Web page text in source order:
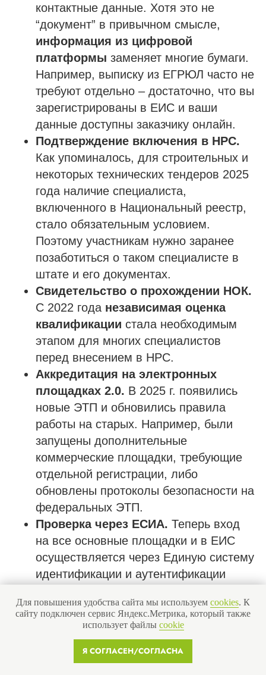
Для повышения удобства сайта мы используем cookies. К
сайту подключен сервис Яндекс.Метрика, который также
использует файлы cookie
Я СОГЛАСЕН/СОГЛАСНА
контактные данные. Хотя это не
“документ” в привычном смысле,
информация из цифровой
платформы заменяет многие бумаги.
Например, выписку из ЕГРЮЛ часто не
требуют отдельно – достаточно, что вы
зарегистрированы в ЕИС и ваши
данные доступны заказчику онлайн.
Подтверждение включения в НРС.
Как упоминалось, для строительных и
некоторых технических тендеров 2025
года наличие специалиста,
включенного в Национальный реестр,
стало обязательным условием.
Поэтому участникам нужно заранее
позаботиться о таком специалисте в
штате и его документах.
Свидетельство о прохождении НОК.
С 2022 года независимая оценка
квалификации стала необходимым
этапом для многих специалистов
перед внесением в НРС.
Аккредитация на электронных
площадках 2.0. В 2025 г. появились
новые ЭТП и обновились правила
работы на старых. Например, были
запущены дополнительные
коммерческие площадки, требующие
отдельной регистрации, либо
обновлены протоколы безопасности на
федеральных ЭТП.
Проверка через ЕСИА. Теперь вход
на все основные площадки и в ЕИС
осуществляется через Единую систему
идентификации и аутентификации
Госуслугах. Для участия в торгах
ответственное лицо (руководитель или
доверенное лицо) должно иметь
подтвержденную учетную запись. В
Получить бесплатную консультацию
© 2013-2026 Все права защищены
Политика конфиденциальности
Согласие на рекламную рассылку
Согласие на обработку персональных данных
Вопросы
Контакты